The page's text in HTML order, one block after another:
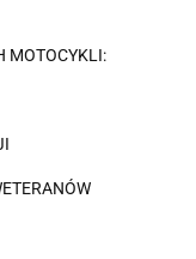
MOTOCYKLI: